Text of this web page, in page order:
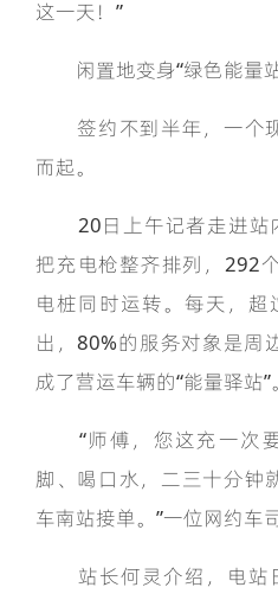
这一天！”
闲置地变身“绿色能量
签约不到半年，一个
而起。
20日上午记者走进站
把充电枪整齐排列，292
电桩同时运转。每天，
出，80%的服务对象是周
成了营运车辆的“能量驿站”。
“师傅，您这充一次要
脚、喝口水，二三十分钟
车南站接单。”一位网约车
站长何灵介绍，电站